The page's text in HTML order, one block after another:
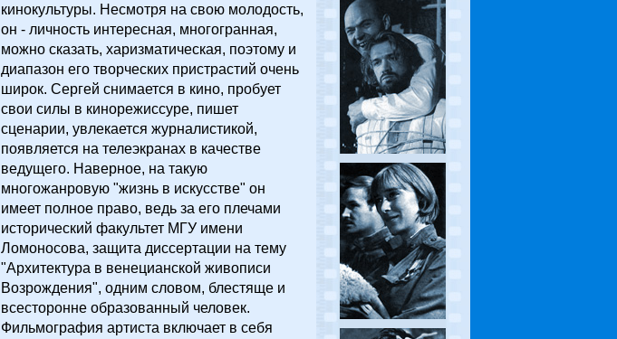
кинокультуры. Несмотря на свою молодость,
он - личность интересная, многогранная,
можно сказать, харизматическая, поэтому и
диапазон его творческих пристрастий очень
широк. Сергей снимается в кино, пробует
свои силы в кинорежиссуре, пишет
сценарии, увлекается журналистикой,
появляется на телеэкранах в качестве
ведущего. Наверное, на такую
многожанровую "жизнь в искусстве" он
имеет полное право, ведь за его плечами
исторический факультет МГУ имени
Ломоносова, защита диссертации на тему
"Архитектура в венецианской живописи
Возрождения", одним словом, блестяще и
всесторонне образованный человек.
Фильмография артиста включает в себя